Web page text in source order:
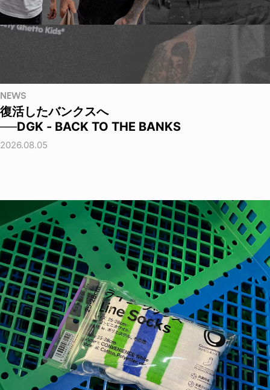
NEWS
復活したバンクスへ
──DGK - BACK TO THE BANKS
2026.08.05